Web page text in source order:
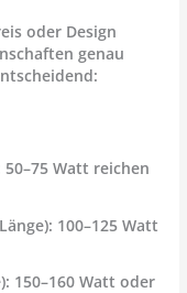
oder Design
genau
50–75 Watt reichen
100–125 Watt
150–160 Watt oder